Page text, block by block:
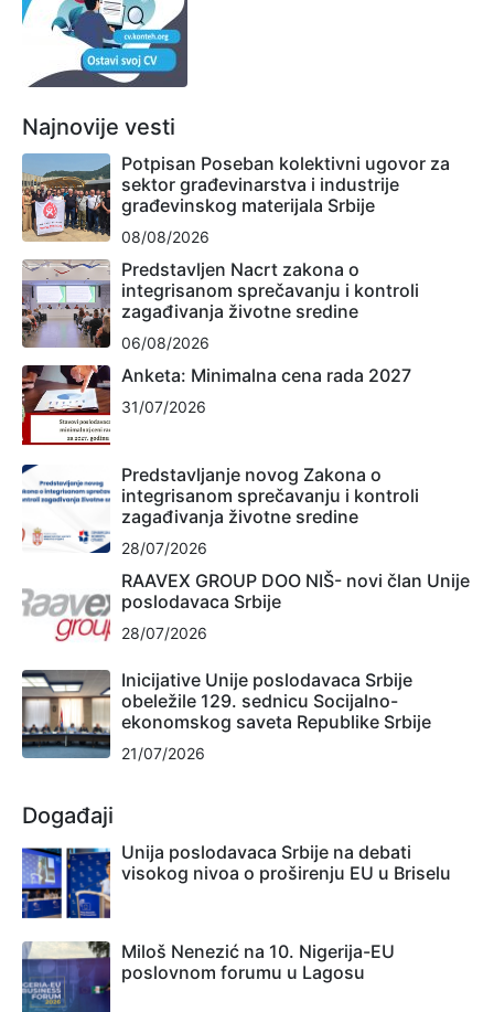
Najnovije vesti
Potpisan Poseban kolektivni ugovor za
sektor građevinarstva i industrije
građevinskog materijala Srbije
08/08/2026
Predstavljen Nacrt zakona o
integrisanom sprečavanju i kontroli
zagađivanja životne sredine
06/08/2026
Anketa: Minimalna cena rada 2027
31/07/2026
Predstavljanje novog Zakona o
integrisanom sprečavanju i kontroli
zagađivanja životne sredine
28/07/2026
RAAVEX GROUP DOO NIŠ- novi član Unije
poslodavaca Srbije
28/07/2026
Inicijative Unije poslodavaca Srbije
obeležile 129. sednicu Socijalno-
ekonomskog saveta Republike Srbije
21/07/2026
Događaji
Unija poslodavaca Srbije na debati
visokog nivoa o proširenju EU u Briselu
Miloš Nenezić na 10. Nigerija-EU
poslovnom forumu u Lagosu